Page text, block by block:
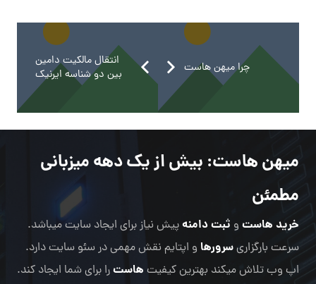
انتقال مالکیت دامین
بین دو شناسه ایرنیک
چرا میهن هاست
میهن هاست: بیش از یک دهه میزبانی
مطمئن
خرید هاست و ثبت دامنهپیش نیاز برای ایجاد سایت میباشد.
سرعت بارگزاریسرورها و اپتایم نقش مهمی در سئو سایت دارد.
اپ وب تلاش میکند بهترین کیفیت هاسترا برای شما ایجاد کند.